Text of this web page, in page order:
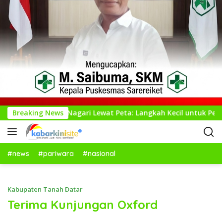
Breaking News
Nagari Lewat Peta: Langkah Kecil untuk Perencanaan yang
#news #pariwara #nasional
Kabupaten Tanah Datar
Terima Kunjungan Oxford